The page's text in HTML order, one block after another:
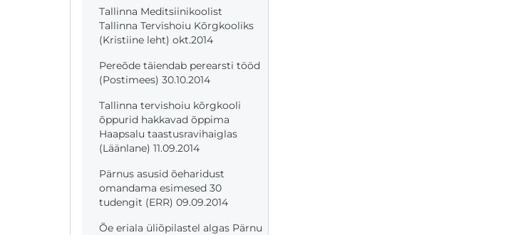
Tallinna Meditsiinikoolist
Tallinna Tervishoiu Kõrgkooliks
(Kristiine leht) okt.2014
Pereõde täiendab perearsti tööd
(Postimees) 30.10.2014
Tallinna tervishoiu kõrgkooli
õppurid hakkavad õppima
Haapsalu taastusravihaiglas
(Läänlane) 11.09.2014
Pärnus asusid õeharidust
omandama esimesed 30
tudengit (ERR) 09.09.2014
Õe eriala üliõpilastel algas Pärnu